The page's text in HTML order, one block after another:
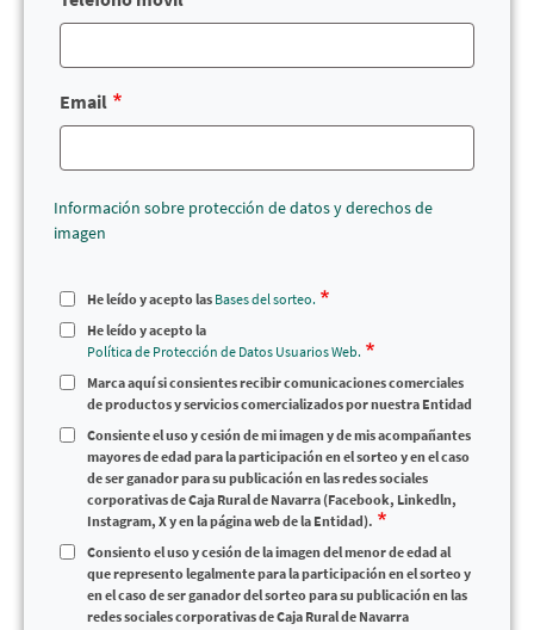
Email
Información sobre protección de datos y derechos de
imagen
He leído y acepto las Bases del sorteo.
He leído y acepto la
Política de Protección de Datos Usuarios Web.
Marca aquí si consientes recibir comunicaciones comerciales
de productos y servicios comercializados por nuestra Entidad
Consiente el uso y cesión de mi imagen y de mis acompañantes
mayores de edad para la participación en el sorteo y en el caso
de ser ganador para su publicación en las redes sociales
corporativas de Caja Rural de Navarra (Facebook, Linkedln,
Instagram, X y en la página web de la Entidad).
Consiento el uso y cesión de la imagen del menor de edad al
que represento legalmente para la participación en el sorteo y
en el caso de ser ganador del sorteo para su publicación en las
redes sociales corporativas de Caja Rural de Navarra